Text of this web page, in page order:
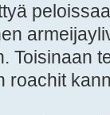
Toisinaan
roachit